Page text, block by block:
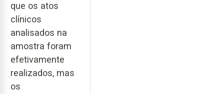
que os atos
clínicos
analisados na
amostra foram
efetivamente
realizados, mas
os